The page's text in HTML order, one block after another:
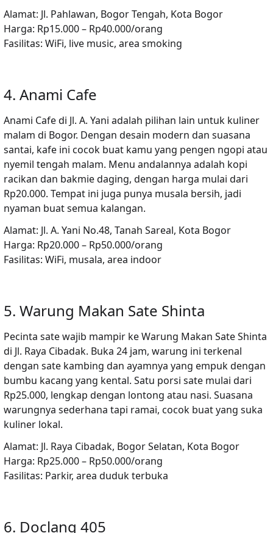
Alamat: Jl. Pahlawan, Bogor Tengah, Kota Bogor
Harga: Rp15.000 – Rp40.000/orang
Fasilitas: WiFi, live music, area smoking
4. Anami Cafe
Anami Cafedi Jl. A. Yani adalah pilihan lain untuk kuliner
malam di Bogor. Dengan desain modern dan suasana
santai, kafe ini cocok buat kamu yang pengen ngopi atau
nyemil tengah malam. Menu andalannya adalah kopi
racikan dan bakmie daging, dengan harga mulai dari
Rp20.000. Tempat ini juga punya musala bersih, jadi
nyaman buat semua kalangan.
Alamat: Jl. A. Yani No.48, Tanah Sareal, Kota Bogor
Harga: Rp20.000 – Rp50.000/orang
Fasilitas: WiFi, musala, area indoor
5. Warung Makan Sate Shinta
Pecinta sate wajib mampir keWarung Makan Sate Shinta
di Jl. Raya Cibadak. Buka 24 jam, warung ini terkenal
dengan sate kambing dan ayamnya yang empuk dengan
bumbu kacang yang kental. Satu porsi sate mulai dari
Rp25.000, lengkap dengan lontong atau nasi. Suasana
warungnya sederhana tapi ramai, cocok buat yang suka
kuliner lokal.
Alamat: Jl. Raya Cibadak, Bogor Selatan, Kota Bogor
Harga: Rp25.000 – Rp50.000/orang
Fasilitas: Parkir, area duduk terbuka
6. Doclang 405